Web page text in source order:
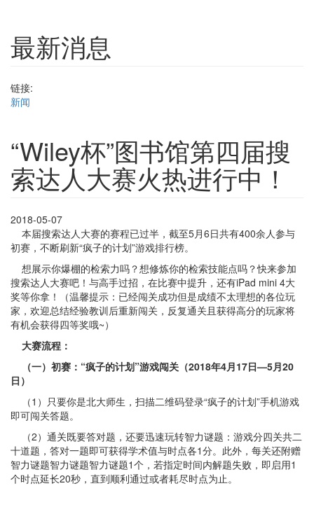
最新消息
链接:
新闻
“Wiley杯”图书馆第四届搜
索达人大赛火热进行中！
2018-05-07
本届搜索达人大赛的赛程已过半，截至5月6日共有400余人参与
初赛，不断刷新“疯子的计划”游戏排行榜。
想展示你爆棚的检索力吗？想修炼你的检索技能点吗？快来参加
搜索达人大赛吧！与高手过招，在比赛中提升，还有iPad mini 4大
奖等你拿！（温馨提示：已经闯关成功但是成绩不太理想的各位玩
家，欢迎总结经验教训后重新闯关，反复通关且获得高分的玩家将
有机会获得四等奖哦~）
大赛流程 ：
（一）初赛：“疯子的计划”游戏闯关（2018年4月17日—5月20
日）
（1）只要你是北大师生，扫描二维码登录“疯子的计划”手机游戏
即可闯关答题。
（2）通关既要答对题，还要迅速玩转智力谜题：游戏分四关共二
十道题，答对一题即可获得学术值与时点各1分。此外，每关还附赠
智力谜题智力谜题智力谜题1个，若指定时间内解题失败，即启用1
个时点延长20秒，直到顺利通过或者耗尽时点为止。